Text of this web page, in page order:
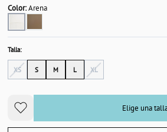
Color:Arena
Talla:
XS S M L XL
Elige una